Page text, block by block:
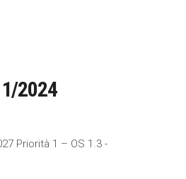
2024
Priorità 1 – OS 1.3 -